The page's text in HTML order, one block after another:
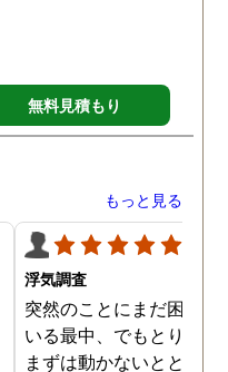
無料見積もり
もっと見る
浮気調査
突然のことにまだ困惑し
いる最中、でもとりあえ
まずは動かないとと居て